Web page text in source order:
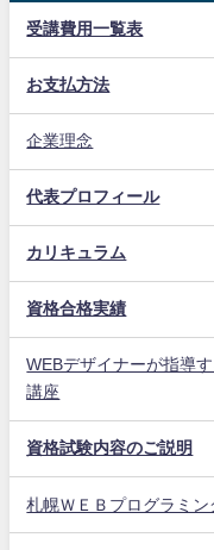
受講費用一覧表
お支払方法
企業理念
代表プロフィール
カリキュラム
資格合格実績
WEBデザイナーが指導
講座
資格試験内容のご説明
札幌ＷＥＢプログラミ